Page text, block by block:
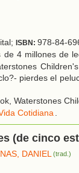
ISBN: 978-84-
4 millones de
pierdes el
Waterstones
Cotidiana.
(de cinco
DANIEL (trad.)